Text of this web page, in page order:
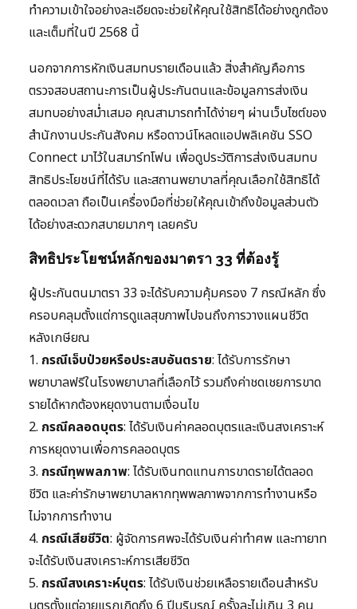
ทำความเข้าใจอย่างละเอียดจะช่วยให้คุณใช้สิทธิได้อย่างถูกต้อง
และเต็มที่ในปี 2568 นี้
นอกจากการหักเงินสมทบรายเดือนแล้ว สิ่งสำคัญคือการ
ตรวจสอบสถานะการเป็นผู้ประกันตนและข้อมูลการส่งเงิน
สมทบอย่างสม่ำเสมอ คุณสามารถทำได้ง่ายๆ ผ่านเว็บไซต์ของ
สำนักงานประกันสังคม หรือดาวน์โหลดแอปพลิเคชัน SSO
Connect มาไว้ในสมาร์ทโฟน เพื่อดูประวัติการส่งเงินสมทบ
สิทธิประโยชน์ที่ได้รับ และสถานพยาบาลที่คุณเลือกใช้สิทธิได้
ตลอดเวลา ถือเป็นเครื่องมือที่ช่วยให้คุณเข้าถึงข้อมูลส่วนตัว
ได้อย่างสะดวกสบายมากๆ เลยครับ
สิทธิประโยชน์หลักของมาตรา 33 ที่ต้องรู้
ผู้ประกันตนมาตรา 33 จะได้รับความคุ้มครอง 7 กรณีหลัก ซึ่ง
ครอบคลุมตั้งแต่การดูแลสุขภาพไปจนถึงการวางแผนชีวิต
หลังเกษียณ
1. กรณีเจ็บป่วยหรือประสบอันตราย: ได้รับการรักษา
พยาบาลฟรีในโรงพยาบาลที่เลือกไว้ รวมถึงค่าชดเชยการขาด
รายได้หากต้องหยุดงานตามเงื่อนไข
2. กรณีคลอดบุตร: ได้รับเงินค่าคลอดบุตรและเงินสงเคราะห์
การหยุดงานเพื่อการคลอดบุตร
3. กรณีทุพพลภาพ: ได้รับเงินทดแทนการขาดรายได้ตลอด
ชีวิต และค่ารักษาพยาบาลหากทุพพลภาพจากการทำงานหรือ
ไม่จากการทำงาน
4. กรณีเสียชีวิต: ผู้จัดการศพจะได้รับเงินค่าทำศพ และทายาท
จะได้รับเงินสงเคราะห์การเสียชีวิต
5. กรณีสงเคราะห์บุตร: ได้รับเงินช่วยเหลือรายเดือนสำหรับ